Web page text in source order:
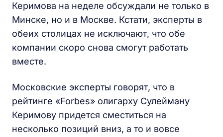
Керимова на неделе обсуждали не только в
Минске, но и в Москве. Кстати, эксперты в
обеих столицах не исключают, что обе
компании скоро снова смогут работать
вместе.
Московские эксперты говорят, что в
рейтинге «Forbes» олигарху Сулейману
Керимову придется сместиться на
несколько позиций вниз, а то и вовсе